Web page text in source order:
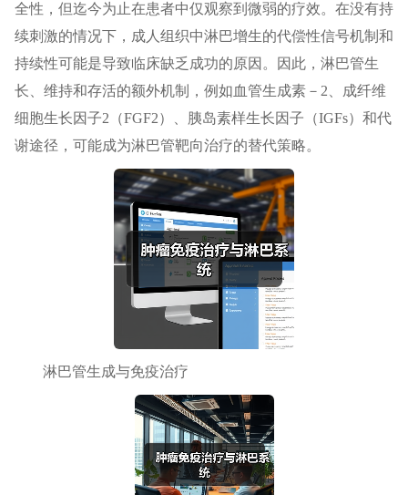
全性，但迄今为止在患者中仅观察到微弱的疗效。在没有持
续刺激的情况下，成人组织中淋巴增生的代偿性信号机制和
持续性可能是导致临床缺乏成功的原因。因此，淋巴管生
长、维持和存活的额外机制，例如血管生成素－2、成纤维
细胞生长因子2（FGF2）、胰岛素样生长因子（IGFs）和代
谢途径，可能成为淋巴管靶向治疗的替代策略。
淋巴管生成与免疫治疗